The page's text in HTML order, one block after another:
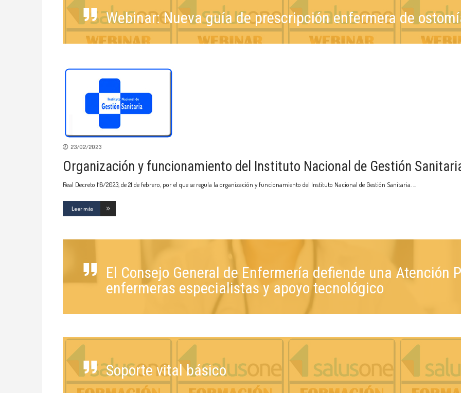
Webinar: Nueva guía de prescripción enfermera de
23/02/2023
Organización y funcionamiento del Instituto Nacional de Gestión
Real Decreto 118/2023, de 21 de febrero, por el que se regula la organización y funcionamiento del Instituto Nacional de Gestión Sanitaria.
Leer más
El Consejo General de Enfermería defiende una Atención
enfermeras especialistas y apoyo tecnológico
Soporte vital básico